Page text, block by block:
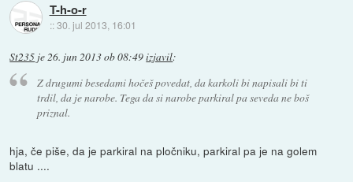
T-h-o-r
::30. jul 2013, 16:01
St235 je26. jun 2013 ob 08:49izjavil:
Z drugumi besedami hočeš povedat, da karkoli bi napisali bi ti
trdil, da je narobe. Tega da si narobe parkiral pa seveda ne boš
priznal.
hja, če piše, da je parkiral na pločniku, parkiral pa je na golem
blatu ....